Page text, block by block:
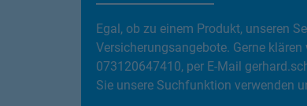
Egal, ob zu einem Produkt, unseren
Versicherungsangebote. Gerne
073120647410, per E-Mail
Sie unsere Suchfunktion verwenden